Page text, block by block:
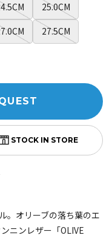
25.0CM
27.5CM
。オリーブの落ち葉のエ
ニンレザー「OLIVE